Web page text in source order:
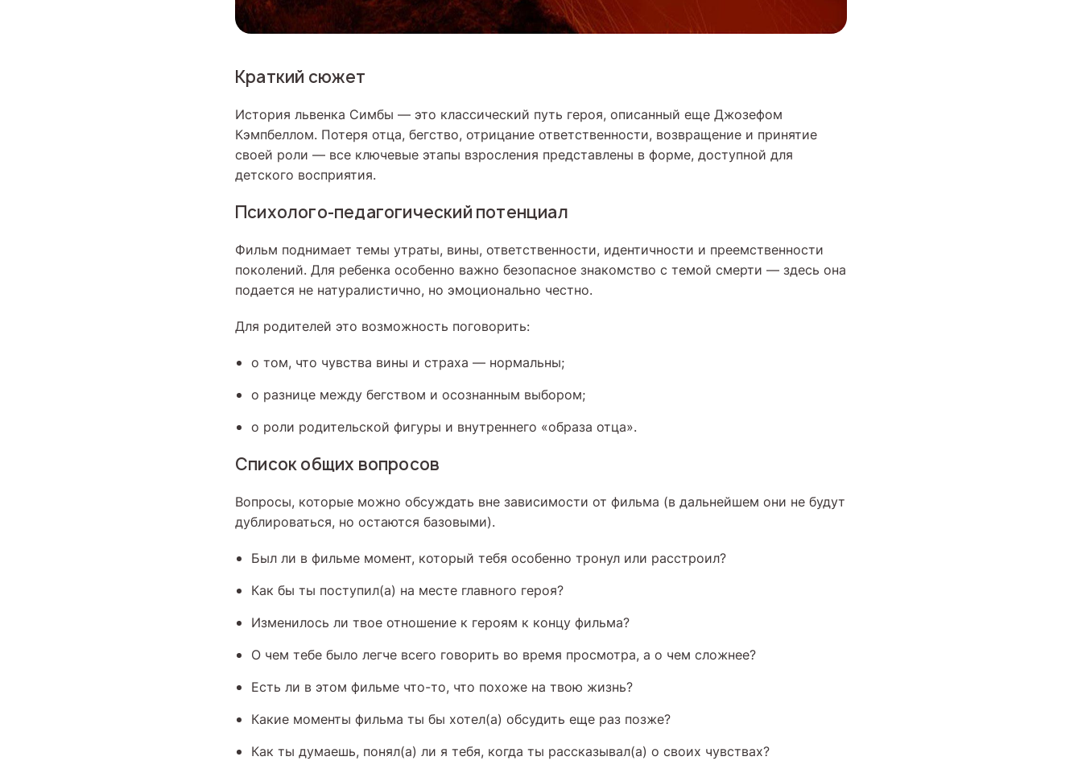
Краткий сюжет
История львенка Симбы — это классический путь героя, описанный еще Джозефом
Кэмпбеллом. Потеря отца, бегство, отрицание ответственности, возвращение и принятие
своей роли — все ключевые этапы взросления представлены в форме, доступной для
детского восприятия.
Психолого-педагогический потенциал
Фильм поднимает темы утраты, вины, ответственности, идентичности и преемственности
поколений. Для ребенка особенно важно безопасное знакомство с темой смерти — здесь она
подается не натуралистично, но эмоционально честно.
Для родителей это возможность поговорить:
о том, что чувства вины и страха — нормальны;
о разнице между бегством и осознанным выбором;
о роли родительской фигуры и внутреннего «образа отца».
Список общих вопросов
Вопросы, которые можно обсуждать вне зависимости от фильма (в дальнейшем они не будут
дублироваться, но остаются базовыми).
Был ли в фильме момент, который тебя особенно тронул или расстроил?
Как бы ты поступил(а) на месте главного героя?
Изменилось ли твое отношение к героям к концу фильма?
О чем тебе было легче всего говорить во время просмотра, а о чем сложнее?
Есть ли в этом фильме что-то, что похоже на твою жизнь?
Какие моменты фильма ты бы хотел(а) обсудить еще раз позже?
Как ты думаешь, понял(а) ли я тебя, когда ты рассказывал(а) о своих чувствах?